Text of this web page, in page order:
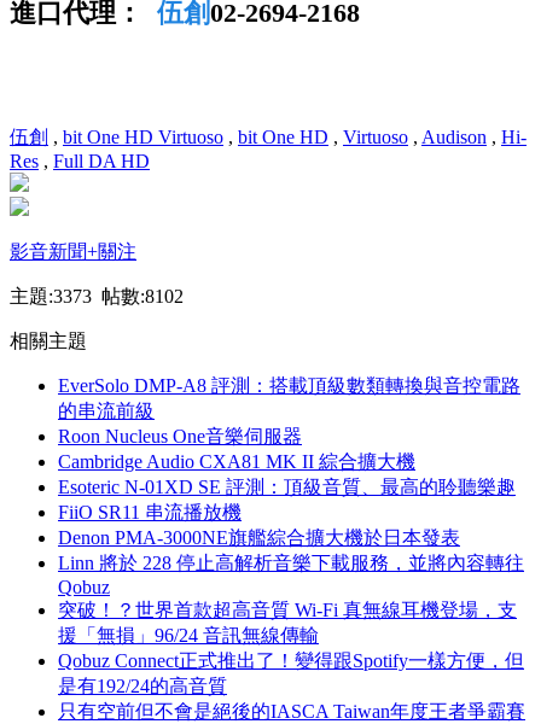
進口代理： 伍創02-2694-2168
伍創 , bit One HD Virtuoso , bit One HD , Virtuoso , Audison , Hi-
Res , Full DA HD
影音新聞+關注
主題:3373 帖數:8102
相關主題
EverSolo DMP-A8 評測：搭載頂級數類轉換與音控電路
的串流前級
Roon Nucleus One音樂伺服器
Cambridge Audio CXA81 MK II 綜合擴大機
Esoteric N-01XD SE 評測：頂級音質、最高的聆聽樂趣
FiiO SR11 串流播放機
Denon PMA-3000NE旗艦綜合擴大機於日本發表
Linn 將於 228 停止高解析音樂下載服務，並將內容轉往
Qobuz
突破！？世界首款超高音質 Wi-Fi 真無線耳機登場，支
援「無損」96/24 音訊無線傳輸
Qobuz Connect正式推出了！變得跟Spotify一樣方便，但
是有192/24的高音質
只有空前但不會是絕後的IASCA Taiwan年度王者爭霸賽